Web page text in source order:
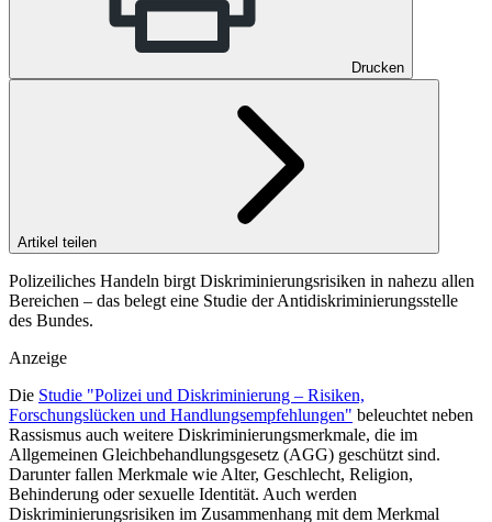
Drucken
Artikel teilen
Polizeiliches Handeln birgt Diskriminierungsrisiken in nahezu allen
Bereichen – das belegt eine Studie der Antidiskriminierungsstelle
des Bundes.
Anzeige
Die Studie "Polizei und Diskriminierung – Risiken,
Forschungslücken und Handlungsempfehlungen" beleuchtet neben
Rassismus auch weitere Diskriminierungsmerkmale, die im
Allgemeinen Gleichbehandlungsgesetz (AGG) geschützt sind.
Darunter fallen Merkmale wie Alter, Geschlecht, Religion,
Behinderung oder sexuelle Identität. Auch werden
Diskriminierungsrisiken im Zusammenhang mit dem Merkmal